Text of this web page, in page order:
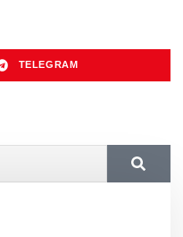
TELEGRAM